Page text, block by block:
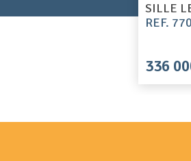
SILLE
REF.
336